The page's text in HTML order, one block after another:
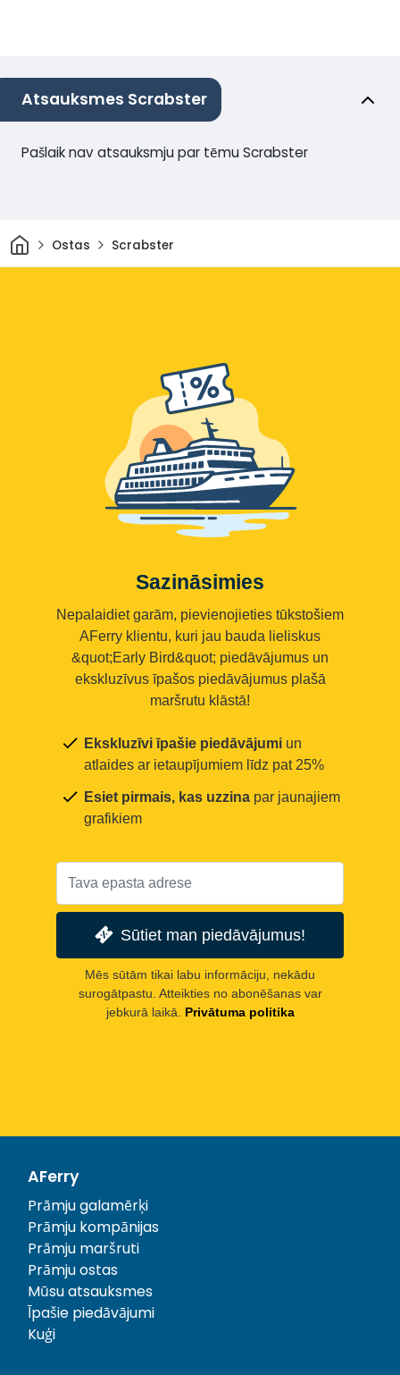
Atsauksmes Scrabster
Pašlaik nav atsauksmju par tēmu Scrabster
Sākums
Ostas Scrabster
Sazināsimies
Nepalaidiet garām, pievienojieties tūkstošiem
AFerry klientu, kuri jau bauda lieliskus
&quot;Early Bird&quot; piedāvājumus un
ekskluzīvus īpašos piedāvājumus plašā
maršrutu klāstā!
Ekskluzīvi īpašie piedāvājumi un
atlaides ar ietaupījumiem līdz pat 25%
Esiet pirmais, kas uzzina par jaunajiem
grafikiem
Sūtiet man piedāvājumus!
Mēs sūtām tikai labu informāciju, nekādu
surogātpastu. Atteikties no abonēšanas var
jebkurā laikā.
Privātuma politika
AFerry
Prāmju galamērķi
Prāmju kompānijas
Prāmju maršruti
Prāmju ostas
Mūsu atsauksmes
Īpašie piedāvājumi
Kuģi